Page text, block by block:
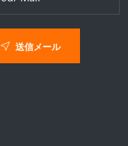
送信メール